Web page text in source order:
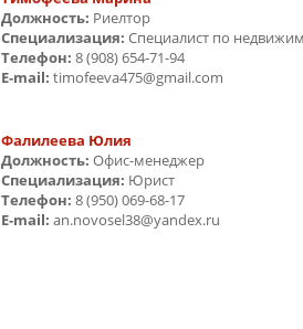
Должность: Риелтор
Специализация: Специалист по
Телефон: 8 (908) 654-71-94
E-mail: timofeeva475@gmail.com
Фалилеева Юлия
Должность: Офис-менеджер
Специализация: Юрист
Телефон: 8 (950) 069-68-17
E-mail: an.novosel38@yandex.ru